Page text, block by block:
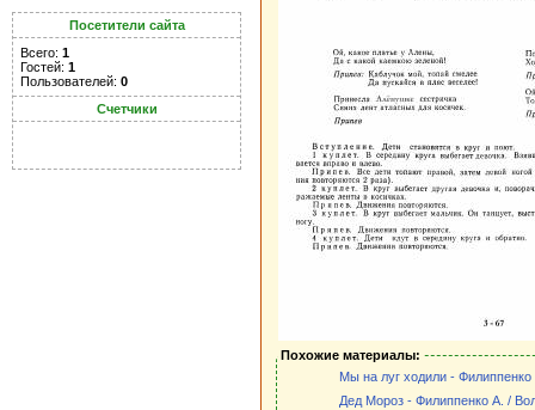
Посетители сайта
Всего: 1
Гостей: 1
Пользователей: 0
Счетчики
Похожие материалы:
Мы на луг ходили - Филиппенко
Дед Мороз - Филиппенко А. /